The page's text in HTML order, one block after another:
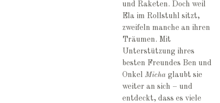
und Raketen. Doch weil
Ela im Rollstuhl sitzt,
zweifeln manche an ihren
Träumen. Mit
Unterstützung ihres
besten Freundes Ben und
Onkel Micha glaubt sie
weiter an sich – und
entdeckt, dass es viele